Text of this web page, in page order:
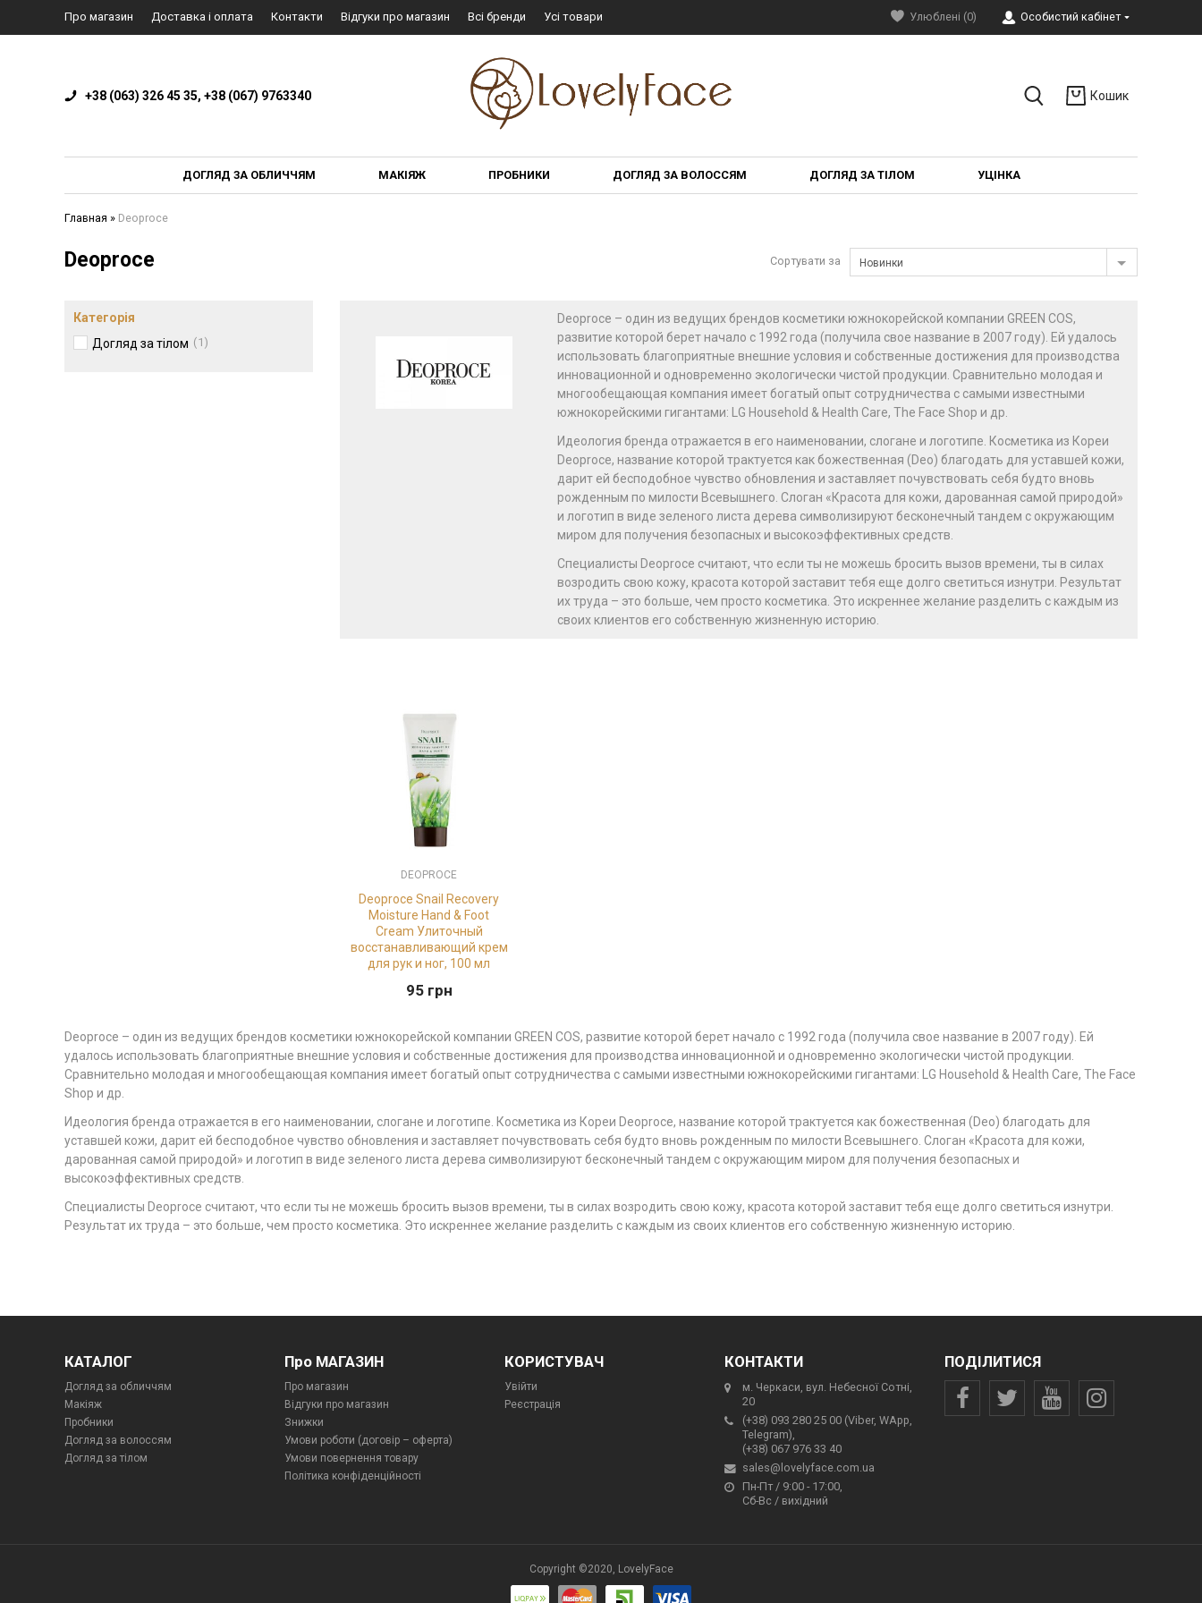
Про магазин Доставка і оплата Контакти Відгуки про магазин Всі бренди Усі товари Улюблені (0) Особистий кабінет
+38 (063) 326 45 35, +38 (067) 9763340 Кошик
ДОГЛЯД ЗА ОБЛИЧЧЯМ МАКІЯЖ ПРОБНИКИ ДОГЛЯД ЗА ВОЛОССЯМ ДОГЛЯД ЗА ТІЛОМ УЦІНКА
Главная » Deoproce
Deoproce Сортувати за Новинки
Категорія
Догляд за тілом 1
Deoproce – один из ведущих брендов косметики южнокорейской компании GREEN COS,
развитие которой берет начало с 1992 года (получила свое название в 2007 году). Ей удалось
использовать благоприятные внешние условия и собственные достижения для производства
инновационной и одновременно экологически чистой продукции. Сравнительно молодая и
многообещающая компания имеет богатый опыт сотрудничества с самыми известными
южнокорейскими гигантами: LG Household & Health Care, The Face Shop и др.
Идеология бренда отражается в его наименовании, слогане и логотипе. Косметика из Кореи
Deoproce, название которой трактуется как божественная (Deo) благодать для уставшей кожи,
дарит ей бесподобное чувство обновления и заставляет почувствовать себя будто вновь
рожденным по милости Всевышнего. Слоган «Красота для кожи, дарованная самой природой»
и логотип в виде зеленого листа дерева символизируют бесконечный тандем с окружающим
миром для получения безопасных и высокоэффективных средств.
Специалисты Deoproce считают, что если ты не можешь бросить вызов времени, ты в силах
возродить свою кожу, красота которой заставит тебя еще долго светиться изнутри. Результат
их труда – это больше, чем просто косметика. Это искреннее желание разделить с каждым из
своих клиентов его собственную жизненную историю.
DEOPROCE
Deoproce Snail Recovery
Moisture Hand & Foot
Cream Улиточный
восстанавливающий крем
для рук и ног, 100 мл
95 грн
Deoproce – один из ведущих брендов косметики южнокорейской компании GREEN COS, развитие которой берет начало с 1992 года (получила свое название в 2007 году). Ей
удалось использовать благоприятные внешние условия и собственные достижения для производства инновационной и одновременно экологически чистой продукции.
Сравнительно молодая и многообещающая компания имеет богатый опыт сотрудничества с самыми известными южнокорейскими гигантами: LG Household & Health Care, The Face
Shop и др.
Идеология бренда отражается в его наименовании, слогане и логотипе. Косметика из Кореи Deoproce, название которой трактуется как божественная (Deo) благодать для
уставшей кожи, дарит ей бесподобное чувство обновления и заставляет почувствовать себя будто вновь рожденным по милости Всевышнего. Слоган «Красота для кожи,
дарованная самой природой» и логотип в виде зеленого листа дерева символизируют бесконечный тандем с окружающим миром для получения безопасных и
высокоэффективных средств.
Специалисты Deoproce считают, что если ты не можешь бросить вызов времени, ты в силах возродить свою кожу, красота которой заставит тебя еще долго светиться изнутри.
Результат их труда – это больше, чем просто косметика. Это искреннее желание разделить с каждым из своих клиентов его собственную жизненную историю.
КАТАЛОГ
Догляд за обличчям
Макіяж
Пробники
Догляд за волоссям
Догляд за тілом
Про МАГАЗИН
Про магазин
Відгуки про магазин
Знижки
Умови роботи (договір – оферта)
Умови повернення товару
Політика конфіденційності
КОРИСТУВАЧ
Увійти
Реєстрація
КОНТАКТИ
м. Черкаси, вул. Небесної Сотні,
20
(+38) 093 280 25 00 (Viber, WApp,
Telegram),
(+38) 067 976 33 40
sales@lovelyface.com.ua
Пн-Пт / 9:00 - 17:00,
Сб-Вс / вихідний
ПОДІЛИТИСЯ
Copyright ©2020, LovelyFace